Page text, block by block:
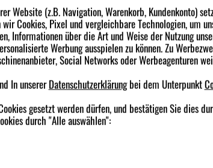
Website (z.B. Navigation, Warenkorb, Kundenkonto)
Cookies, Pixel und vergleichbare Technologien, um
Informationen über die Art und Weise der Nutzung
Werbung ausspielen zu können. Zu
Social Networks oder Werbeagenturen
In unsererDatenschutzerklärungbei dem Unterpunkt
gesetzt werden dürfen, und bestätigen Sie dies
durch "Alle auswählen":
folgende Produkte gekauft
-33,5% -32,5%